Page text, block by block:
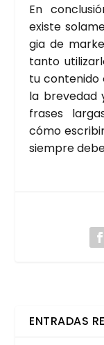
En
exis­te
gia de
tan­to
tu con­te­ni­do
la bre­ve­dad
fra­ses
cómo
siem­pre
ENTRADAS